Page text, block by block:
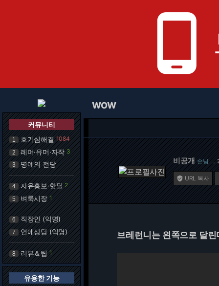
phone_android
커뮤니티
1 호기심해결 1084
2 레어·유머·자작 3
3 명예의 전당
4 자유홍보·핫딜 2
5 벼룩시장 1
6 직장인 (익명)
7 연애상담 (익명)
8 리뷰＆팁 1
유용한 기능
WOW
비공개 손님 …
 URL 복사
브레런니는 왼쪽으로 달